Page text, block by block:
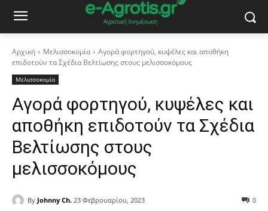
Αρχική Μελισσοκομία
Αγορά φορτηγού, κυψέλες και αποθήκη
επιδοτούν τα Σχέδια Βελτίωσης στους μελισσοκόμους
Μελισσοκομία
Αγορά φορτηγού, κυψέλες και
αποθήκη επιδοτούν τα Σχέδια
Βελτίωσης στους
μελισσοκόμους
By Johnny Ch. 23 Φεβρουαρίου, 2023 0